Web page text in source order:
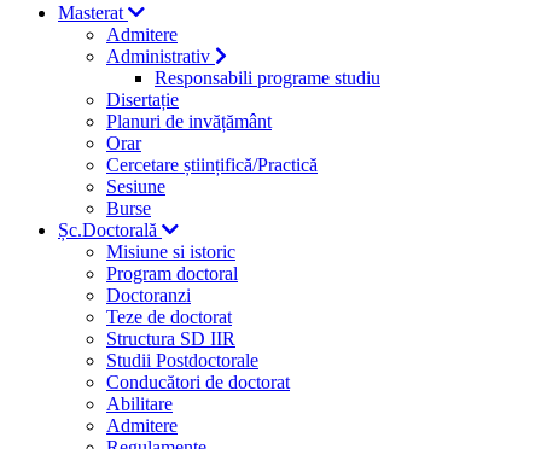
Masterat
Admitere
Administrativ
Responsabili programe studiu
Disertație
Planuri de invățământ
Orar
Cercetare științifică/Practică
Sesiune
Burse
Șc.Doctorală
Misiune si istoric
Program doctoral
Doctoranzi
Teze de doctorat
Structura SD IIR
Studii Postdoctorale
Conducători de doctorat
Abilitare
Admitere